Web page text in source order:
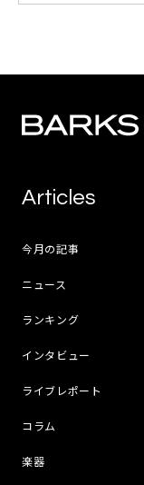
Articles
今月の記事
ニュース
ランキング
インタビュー
ライブレポート
コラム
楽器